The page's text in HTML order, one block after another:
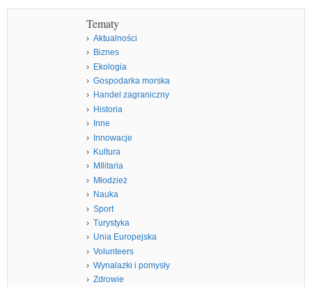
Tematy
Aktualności
Biznes
Ekologia
Gospodarka morska
Handel zagraniczny
Historia
Inne
Innowacje
Kultura
MIlitaria
Młodzież
Nauka
Sport
Turystyka
Unia Europejska
Volunteers
Wynalazki i pomysły
Zdrowie